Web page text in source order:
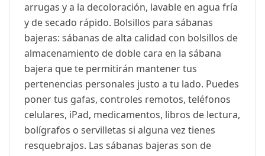
arrugas y a la decoloración, lavable en agua fría
y de secado rápido. Bolsillos para sábanas
bajeras: sábanas de alta calidad con bolsillos de
almacenamiento de doble cara en la sábana
bajera que te permitirán mantener tus
pertenencias personales justo a tu lado. Puedes
poner tus gafas, controles remotos, teléfonos
celulares, iPad, medicamentos, libros de lectura,
bolígrafos o servilletas si alguna vez tienes
resquebrajos. Las sábanas bajeras son de